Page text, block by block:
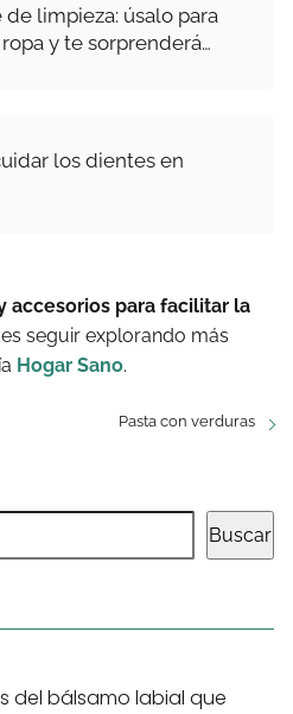
de limpieza: úsalo para
y te sorprenderá…
los dientes en
accesorios para facilitar la
seguir explorando más
Hogar Sano.
Pasta con verduras
Buscar
del bálsamo labial que